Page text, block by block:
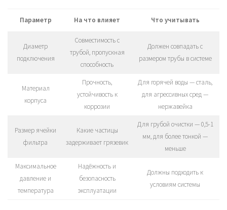
Параметр На что влияет Что учитывать
Диаметр
подключения
Совместимость с
трубой, пропускная
способность
Должен совпадать с
размером трубы в системе
Материал
корпуса
Прочность,
устойчивость к
коррозии
Для горячей воды — сталь,
для агрессивных сред —
нержавейка
Размер ячейки
фильтра
Какие частицы
задерживает грязевик
Для грубой очистки — 0,5-1
мм, для более тонкой —
меньше
Максимальное
давление и
температура
Надёжность и
безопасность
эксплуатации
Должны подходить к
условиям системы